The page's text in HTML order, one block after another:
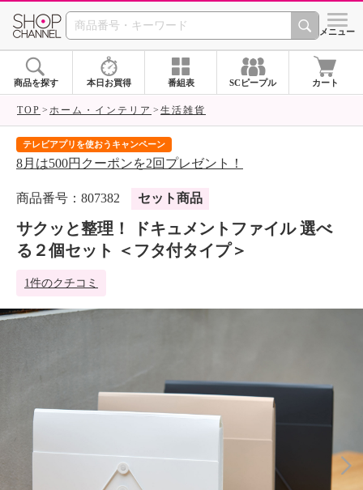
SHOP CHANNEL シメニュー
商品を探す 本日お買得 番組表 SCピープル カート
TOP ホーム・インテリア 生活雑貨
テレビアプリを使おうキャンペーン
8月は500円クーポンを2回プレゼント！
商品番号：807382 セット商品
サクッと整理！ ドキュメントファイル 選べ
る２個セット ＜フタ付タイプ＞
1件のクチコミ